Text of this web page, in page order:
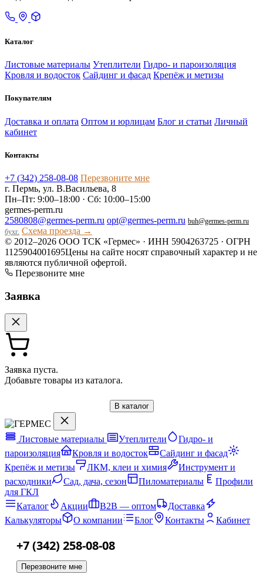
Каталог
Листовые материалы Утеплители Гидро- и пароизоляция
Кровля и водосток Сайдинг и фасад Крепёж и метизы
Покупателям
Доставка и оплата Оптом и юрлицам Блог и статьи Личный
кабинет
Контакты
+7 (342) 258-08-08 Перезвоните мне
г. Пермь, ул. В.Васильева, 8
Пн–Пт: 9:00–18:00 · Сб: 10:00–15:00
germes-perm.ru
2580808@germes-perm.ru opt@germes-perm.ru buh@germes-perm.ru
бухг. Схема проезда →
© 2012–2026 ООО ТСК «Гермес» · ИНН 5904263725 · ОГРН
1125904001695Цены на сайте носят справочный характер и не
являются публичной офертой.
Перезвоните мне
Заявка
Заявка пуста.
Добавьте товары из каталога.
В каталог
Листовые материалы Утеплители
Гидро- и
пароизоляция
Кровля и водосток
Сайдинг и фасад
Крепёж и метизы
ЛКМ, клеи и химия
Инструмент и
расходники
Сад, дача, сезон Пиломатериалы
Профили
для ГКЛ
Каталог
Акции B2B — оптом
Доставка
Калькуляторы
О компании Блог Контакты Кабинет
+7 (342) 258-08-08
Перезвоните мне